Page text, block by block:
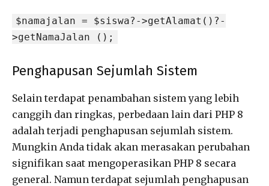
$namajalan = $siswa?->getAlamat()?-
>getNamaJalan ();
Penghapusan Sejumlah Sistem
Selain terdapat penambahan sistem yang lebih
canggih dan ringkas, perbedaan lain dari PHP 8
adalah terjadi penghapusan sejumlah sistem.
Mungkin Anda tidak akan merasakan perubahan
signifikan saat mengoperasikan PHP 8 secara
general. Namun terdapat sejumlah penghapusan